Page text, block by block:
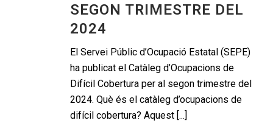
SEGON TRIMESTRE DEL
2024
El Servei Públic d’Ocupació Estatal (SEPE)
ha publicat el Catàleg d’Ocupacions de
Difícil Cobertura per al segon trimestre del
2024. Què és el catàleg d’ocupacions de
difícil cobertura? Aquest [...]